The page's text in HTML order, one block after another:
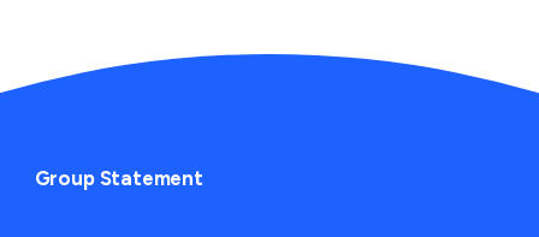
Group Statement